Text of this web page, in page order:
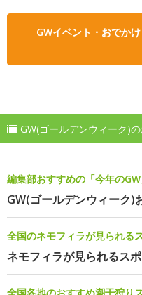
GWイベント・おでか
GW(ゴールデンウィーク)
編集部おすすめの「今年の
GW(ゴールデンウィーク)
全国のネモフィラが見られる
ネモフィラが見られるス